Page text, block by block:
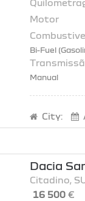
Bi-Fuel
Manual
City:
Dacia
Citadino ,
16 500 €